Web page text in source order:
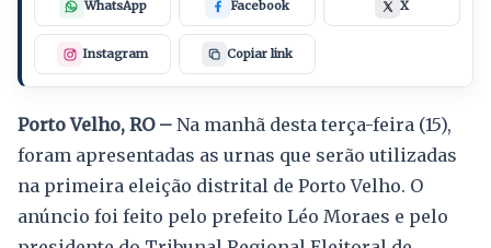
WhatsApp Facebook X
Instagram Copiar link
Porto Velho, RO – Na manhã desta terça-feira (15),
foram apresentadas as urnas que serão utilizadas
na primeira eleição distrital de Porto Velho. O
anúncio foi feito pelo prefeito Léo Moraes e pelo